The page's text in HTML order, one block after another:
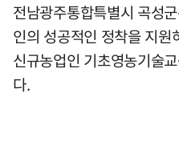
전남광주통합특별시 곡성
인의 성공적인 정착을 지
신규농업인 기초영농기술
다.